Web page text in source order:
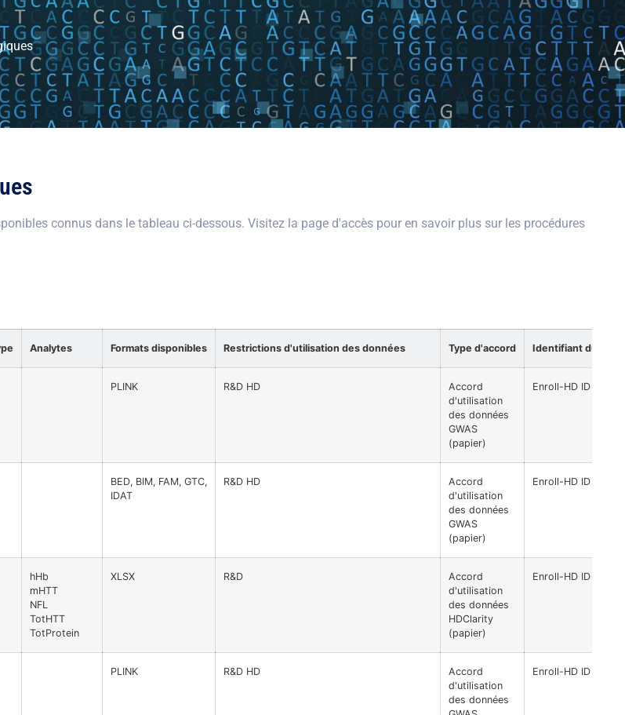
connus dans le tableau ci-dessous. Visitez la page d'accès pour en savoir plus sur les procédures
Analytes Formats disponibles Restrictions d'utilisation des données Type d'accord Identifiant du
PLINK R&D HD
Accord
d'utilisation
des données
GWAS
(papier)
Enroll-HD ID
BED, BIM, FAM, GTC,
IDAT
R&D HD
Accord
d'utilisation
des données
GWAS
(papier)
Enroll-HD ID
hHb
mHTT
NFL
TotHTT
TotProtein
XLSX R&D
Accord
d'utilisation
des données
HDClarity
(papier)
Enroll-HD ID
PLINK R&D HD
Accord
d'utilisation
des données
Enroll-HD ID